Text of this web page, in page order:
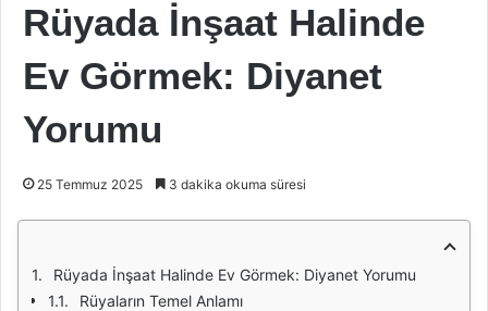
Rüyada İnşaat Halinde
Ev Görmek: Diyanet
Yorumu
25 Temmuz 2025 3 dakika okuma süresi
Rüyada İnşaat Halinde Ev Görmek: Diyanet Yorumu
Rüyaların Temel Anlamı